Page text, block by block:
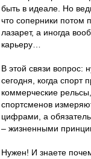
быть в идеале. Но
что соперники потом
лазарет, а иногда
карьеру…
В этой связи вопрос:
сегодня, когда спорт
коммерческие
спортсменов
цифрами, а
– жизненными
Нужен! И знаете